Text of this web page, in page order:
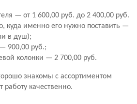
— от 1 600,00 руб. до 2 400,00 руб.
куда именно его нужно поставить —
в душ);
900,00 руб.;
колонки — 2 700,00 руб.
знакомы с ассортиментом
качественно.